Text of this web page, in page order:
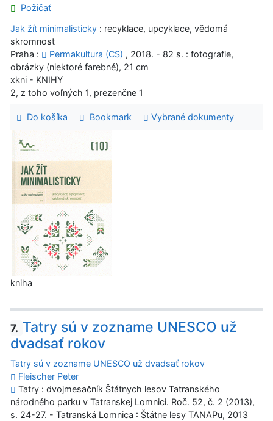
Požičať
Jak žít minimalisticky : recyklace, upcyklace, vědomá
skromnost
Praha :
Permakultura (CS) , 2018. - 82 s. : fotografie,
obrázky (niektoré farebné), 21 cm
xkni - KNIHY
2, z toho voľných 1, prezenčne 1
Do košíka Bookmark Vybrané dokumenty
kniha
7. Tatry sú v zozname UNESCO už
dvadsať rokov
Tatry sú v zozname UNESCO už dvadsať rokov
Fleischer Peter
Tatry : dvojmesačník Štátnych lesov Tatranského
národného parku v Tatranskej Lomnici. Roč. 52, č. 2 (2013),
s. 24-27. - Tatranská Lomnica : Štátne lesy TANAPu, 2013